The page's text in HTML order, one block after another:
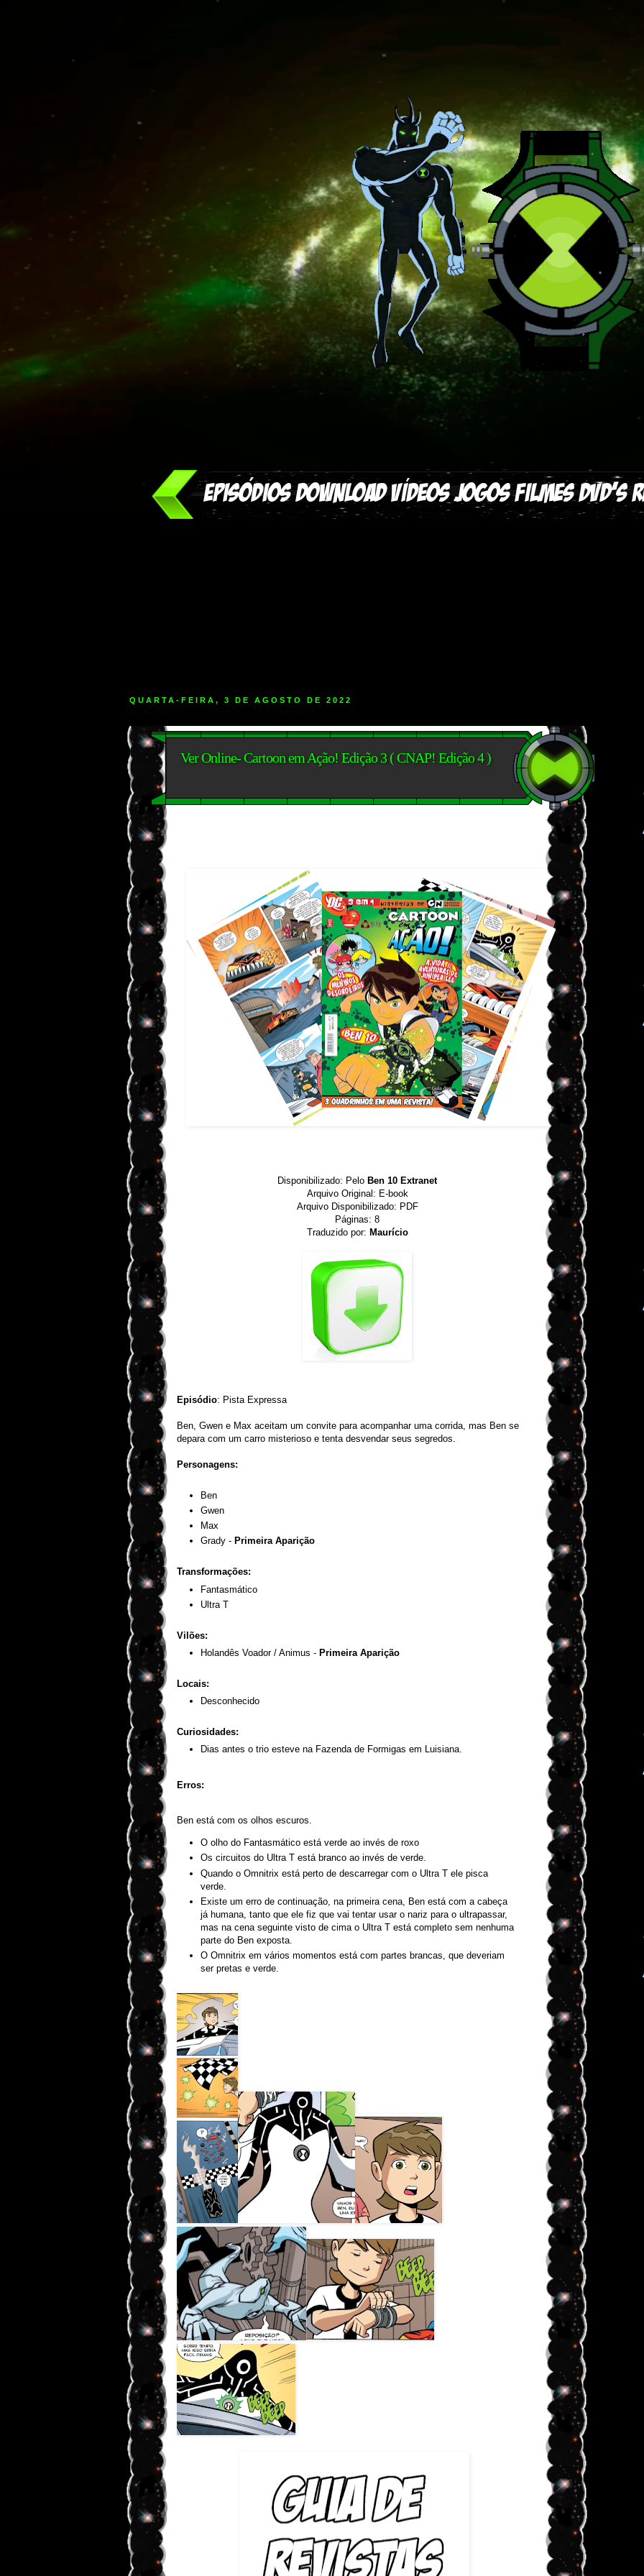
QUARTA-FEIRA, 3 DE AGOSTO DE 2022
Ver Online- Cartoon em Ação! Edição 3 ( CNAP! Edição 4 )
Disponibilizado: Pelo Ben 10 Extranet
Arquivo Original: E-book
Arquivo Disponibilizado: PDF
Páginas: 8
Traduzido por: Maurício
Episódio: Pista Expressa
Ben, Gwen e Max aceitam um convite para acompanhar uma corrida, mas Ben se
depara com um carro misterioso e tenta desvendar seus segredos.
Personagens:
Ben
Gwen
Max
Grady - Primeira Aparição
Transformações:
Fantasmático
Ultra T
Vilões:
Holandês Voador / Animus - Primeira Aparição
Locais:
Desconhecido
Curiosidades:
Dias antes o trio esteve na Fazenda de Formigas em Luisiana.
Erros:
Ben está com os olhos escuros.
O olho do Fantasmático está verde ao invés de roxo
Os circuitos do Ultra T está branco ao invés de verde.
Quando o Omnitrix está perto de descarregar com o Ultra T ele pisca
verde.
Existe um erro de continuação, na primeira cena, Ben está com a cabeça
já humana, tanto que ele fiz que vai tentar usar o nariz para o ultrapassar,
mas na cena seguinte visto de cima o Ultra T está completo sem nenhuma
parte do Ben exposta.
O Omnitrix em vários momentos está com partes brancas, que deveriam
ser pretas e verde.